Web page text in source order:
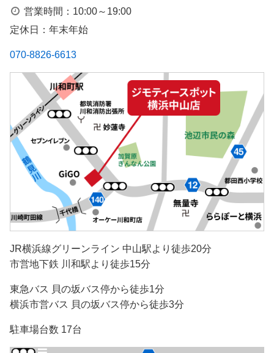
営業時間：10:00～19:00
定休日：年末年始
070-8826-6613
JR横浜線グリーンライン 中山駅より徒歩20分
市営地下鉄 川和駅より徒歩15分
東急バス 貝の坂バス停から徒歩1分
横浜市営バス 貝の坂バス停から徒歩3分
駐車場台数 17台